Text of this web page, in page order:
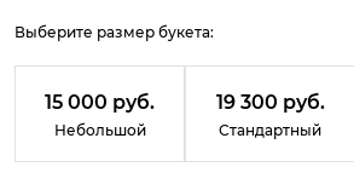
Выберите размер букета:
15 000 руб.
Небольшой
19 300 руб.
Стандартный